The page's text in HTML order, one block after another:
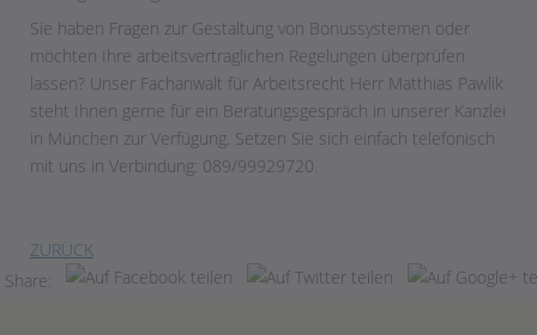
Sie haben Fragen zur Gestaltung von Bonussystemen oder
möchten Ihre arbeitsvertraglichen Regelungen überprüfen
lassen? Unser Fachanwalt für Arbeitsrecht Herr Matthias Pawlik
steht Ihnen gerne für ein Beratungsgespräch in unserer Kanzlei
in München zur Verfügung. Setzen Sie sich einfach telefonisch
mit uns in Verbindung: 089/99929720.
ZURÜCK
Share: